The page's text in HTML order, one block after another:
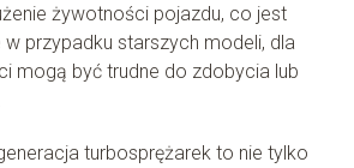
żywotności pojazdu, co jest
przypadku starszych modeli, dla
mogą być trudne do zdobycia lub
turbosprężarek to nie tylko